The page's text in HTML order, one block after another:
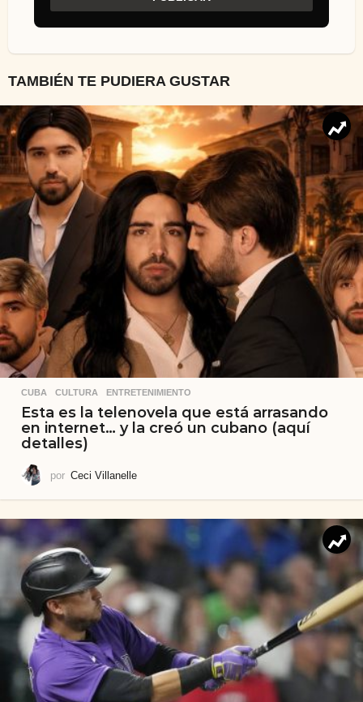
TAMBIÉN TE PUDIERA GUSTAR
CUBA ,CULTURA ,ENTRETENIMIENTO
Esta es la telenovela que está arrasando
en internet… y la creó un cubano (aquí
detalles)
por Ceci Villanelle